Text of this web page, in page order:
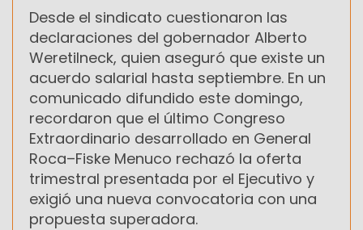
Desde el sindicato cuestionaron las
declaraciones del gobernador Alberto
Weretilneck, quien aseguró que existe un
acuerdo salarial hasta septiembre. En un
comunicado difundido este domingo,
recordaron que el último Congreso
Extraordinario desarrollado en General
Roca–Fiske Menuco rechazó la oferta
trimestral presentada por el Ejecutivo y
exigió una nueva convocatoria con una
propuesta superadora.